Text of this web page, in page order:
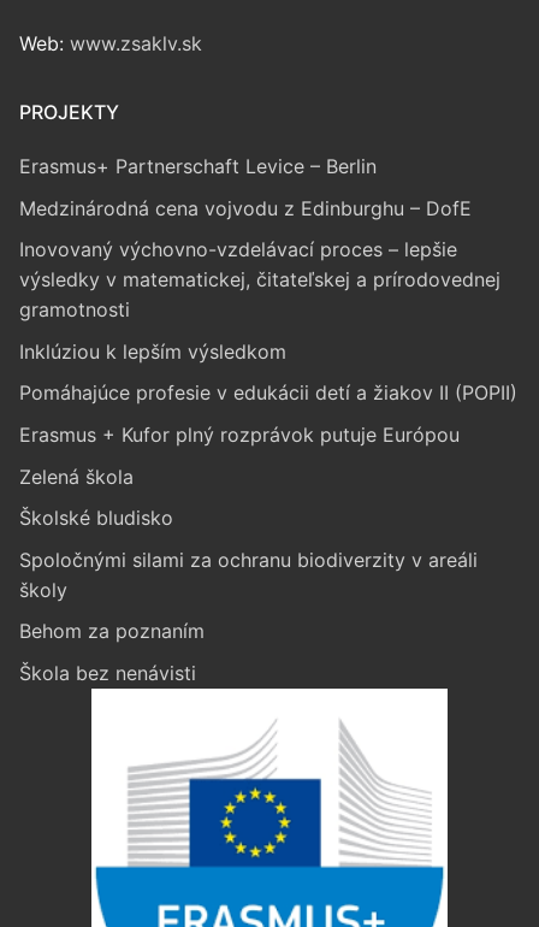
Web: www.zsaklv.sk
PROJEKTY
Erasmus+ Partnerschaft Levice – Berlin
Medzinárodná cena vojvodu z Edinburghu – DofE
Inovovaný výchovno-vzdelávací proces – lepšie
výsledky v matematickej, čitateľskej a prírodovednej
gramotnosti
Inklúziou k lepším výsledkom
Pomáhajúce profesie v edukácii detí a žiakov II (POPII)
Erasmus + Kufor plný rozprávok putuje Európou
Zelená škola
Školské bludisko
Spoločnými silami za ochranu biodiverzity v areáli
školy
Behom za poznaním
Škola bez nenávisti